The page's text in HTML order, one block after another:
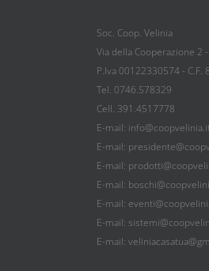
Soc. Coop. Velinia
Via della Cooperazione 2
P.Iva 00122330574 - C.F.
Tel. 0746.578329
Cell. 391.4517778
E-mail:
E-mail:
E-mail:
E-mail:
E-mail:
E-mail:
E-mail: